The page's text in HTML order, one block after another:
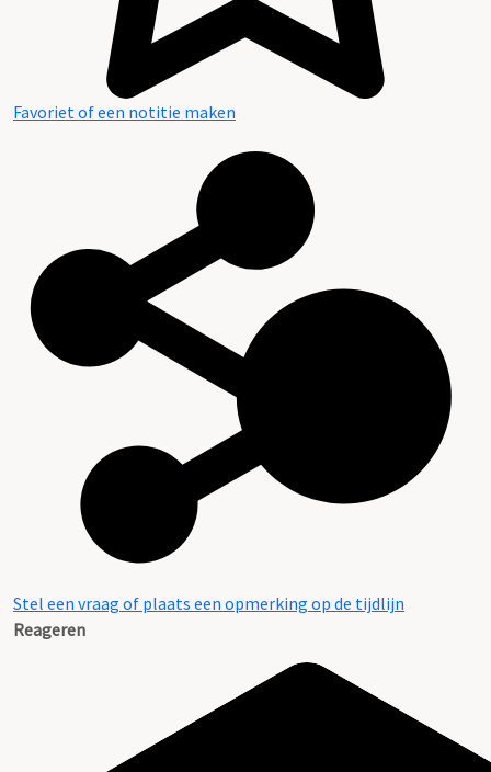
Favoriet of een notitie maken
Stel een vraag of plaats een opmerking op de tijdlijn
Reageren